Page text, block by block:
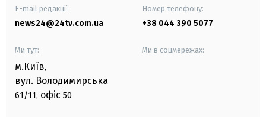
E-mail редакції
news24@24tv.com.ua
Номер телефону:
+38 044 390 5077
Ми тут:
м.Київ,
вул. Володимирська
61/11, офіс 50
Ми в соцмережах: